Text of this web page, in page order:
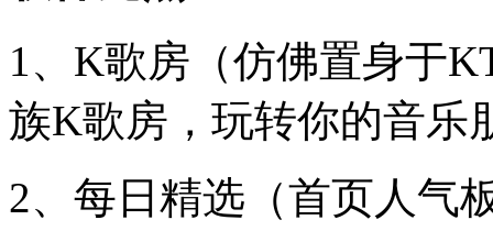
1、K歌房（仿佛置身于
族K歌房，玩转你的音乐
2、每日精选（首页人气